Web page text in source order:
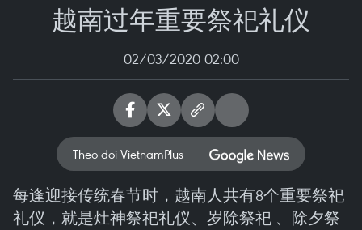
越南过年重要祭祀礼仪
02/03/2020 02:00
Theo dõi VietnamPlus
每逢迎接传统春节时，越南人共有8个重要祭祀
礼仪，就是灶神祭祀礼仪、岁除祭祀 、除夕祭